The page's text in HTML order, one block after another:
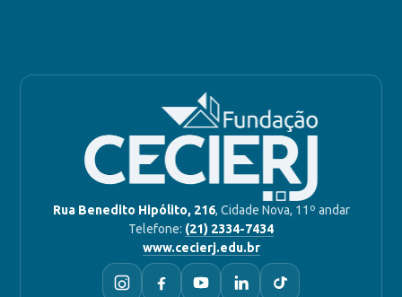
Rua Benedito Hipólito, 216, Cidade Nova, 11º andar
Telefone: (21) 2334-7434
www.cecierj.edu.br